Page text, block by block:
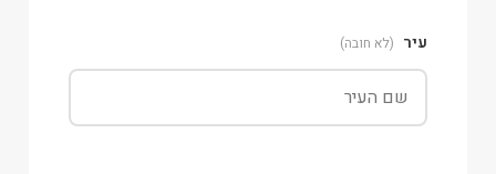
עיר (לא חובה)